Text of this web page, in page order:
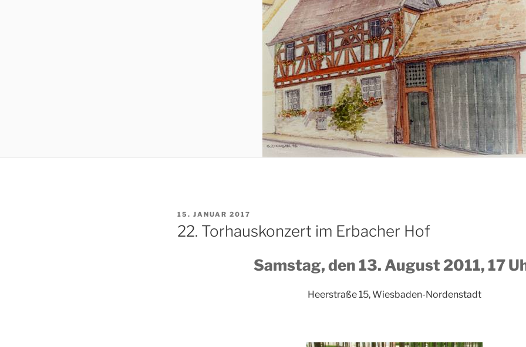
VERÖFFENTLICHT
AM
15. JANUAR 2017
22. Torhauskonzert im Erbacher Hof
Samstag, den 13. August 2011, 17
Heerstraße 15, Wiesbaden-Nordenstadt